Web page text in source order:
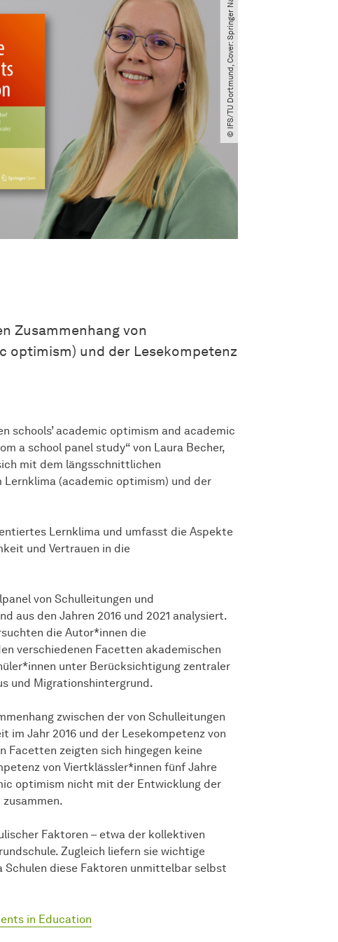
© IFS​/​TU Dortmund, Cover: Springer Nature
Zusammenhang von
optimism) und der Lesekompetenz
schools’ academic optimism and academic
a school panel study“ von Laura Becher,
mit dem längsschnittlichen
(academic optimism) und der
Lernklima und umfasst die Aspekte
und Vertrauen in die
von Schulleitungen und
aus den Jahren 2016 und 2021 analysiert.
die Autor*innen die
verschiedenen Facetten akademischen
unter Berücksichtigung zentraler
und Migrationshintergrund.
zwischen der von Schulleitungen
im Jahr 2016 und der Lesekompetenz von
Facetten zeigten sich hingegen keine
von Viertklässler*innen fünf Jahre
optimism nicht mit der Entwicklung der
Faktoren – etwa der kollektiven
Zugleich liefern sie wichtige
Schulen diese Faktoren unmittelbar selbst
in Education